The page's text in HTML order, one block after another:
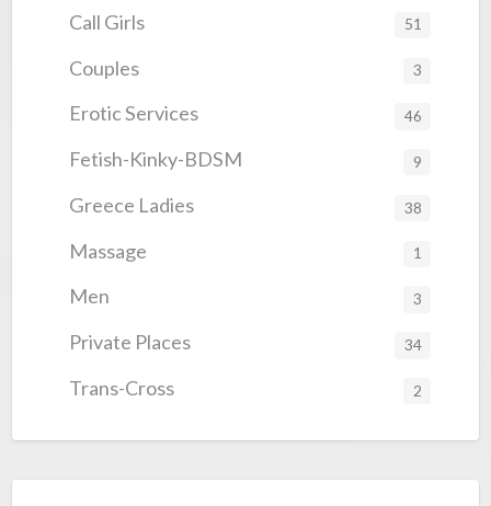
Call Girls 51
Couples 3
Erotic Services 46
Fetish-Kinky-BDSM 9
Greece Ladies 38
Massage 1
Men 3
Private Places 34
Trans-Cross 2